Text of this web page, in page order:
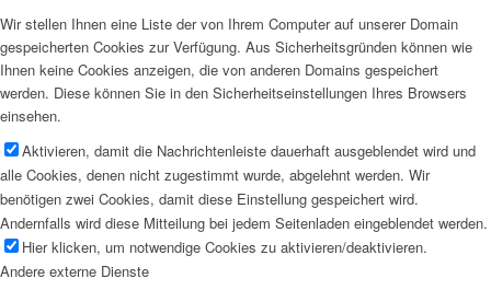
Wir stellen Ihnen eine Liste der von Ihrem Computer auf unserer Domain
gespeicherten Cookies zur Verfügung. Aus Sicherheitsgründen können wie
Ihnen keine Cookies anzeigen, die von anderen Domains gespeichert
werden. Diese können Sie in den Sicherheitseinstellungen Ihres Browsers
einsehen.
Aktivieren, damit die Nachrichtenleiste dauerhaft ausgeblendet wird und
alle Cookies, denen nicht zugestimmt wurde, abgelehnt werden. Wir
benötigen zwei Cookies, damit diese Einstellung gespeichert wird.
Andernfalls wird diese Mitteilung bei jedem Seitenladen eingeblendet werden.
Hier klicken, um notwendige Cookies zu aktivieren/deaktivieren.
Andere externe Dienste